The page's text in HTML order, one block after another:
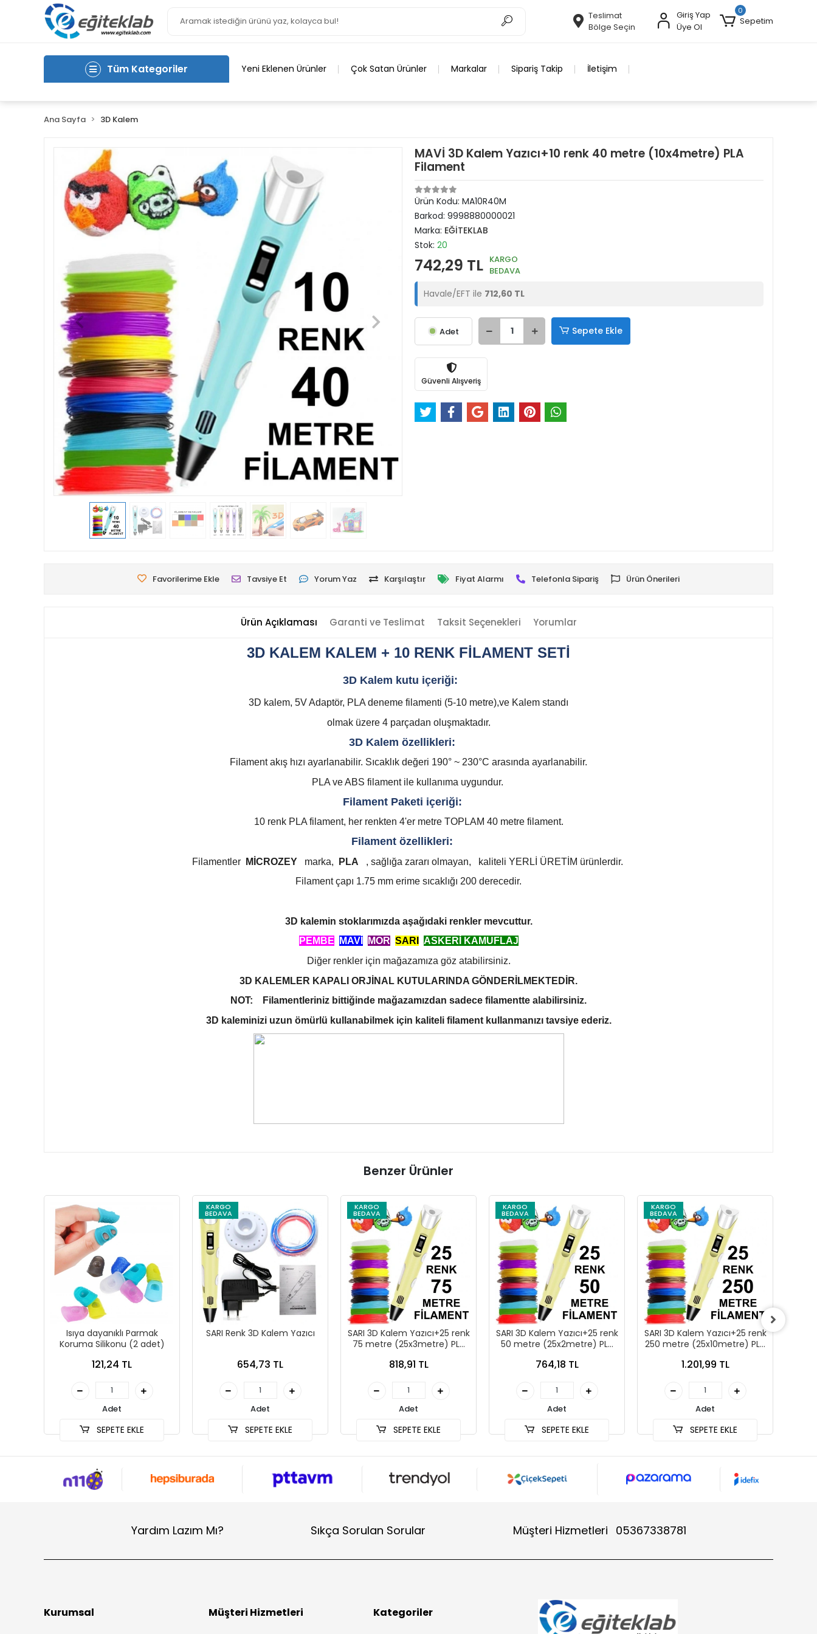
Teslimat
Bölge Seçin
Giriş Yap
Üye Ol
0
Sepetim
Tüm Kategoriler Yeni Eklenen Ürünler Çok Satan Ürünler Markalar Sipariş Takip İletişim
Ana Sayfa 3D Kalem
MAVİ 3D Kalem Yazıcı+10 renk 40 metre (10x4metre) PLA
Filament
Ürün Kodu: MA10R40M
Barkod: 9998880000021
Marka: EĞİTEKLAB
Stok: 20
742,29 TL KARGO
BEDAVA
Havale/EFT ile 712,60 TL
Adet Sepete Ekle
Güvenli Alışveriş
Favorilerime Ekle Tavsiye Et Yorum Yaz Karşılaştır Fiyat Alarmı Telefonla Sipariş Ürün Önerileri
Ürün Açıklaması Garanti ve Teslimat Taksit Seçenekleri Yorumlar
3D KALEM KALEM + 10 RENK FİLAMENT SETİ
3D Kalem kutu içeriği:
3D kalem, 5V Adaptör, PLA deneme filamenti (5-10 metre),ve Kalem standı
olmak üzere 4 parçadan oluşmaktadır.
3D Kalem özellikleri:
Filament akış hızı ayarlanabilir. Sıcaklık değeri 190° ~ 230°C arasında ayarlanabilir.
PLA ve ABS filament ile kullanıma uygundur.
Filament Paketi içeriği:
10 renk PLA filament, her renkten 4'er metre TOPLAM 40 metre filament.
Filament özellikleri:
Filamentler MİCROZEY marka, PLA , sağlığa zararı olmayan,
kaliteli YERLİ ÜRETİM ürünlerdir.
Filament çapı 1.75 mm erime sıcaklığı 200 derecedir.
3D kalemin stoklarımızda aşağıdaki renkler mevcuttur.
PEMBE
MAVİ MOR SARI
ASKERİ KAMUFLAJ
Diğer renkler için mağazamıza göz atabilirsiniz.
3D KALEMLER KAPALI ORJİNAL KUTULARINDA GÖNDERİLMEKTEDİR.
NOT:
Filamentleriniz bittiğinde mağazamızdan sadece filamentte alabilirsiniz.
3D kaleminizi uzun ömürlü kullanabilmek için kaliteli filament kullanmanızı tavsiye ederiz.
Benzer Ürünler
Isıya dayanıklı Parmak
Koruma Silikonu (2 adet)
121,24 TL
Adet
SEPETE EKLE
KARGO
BEDAVA
SARI Renk 3D Kalem Yazıcı
654,73 TL
Adet
SEPETE EKLE
KARGO
BEDAVA
SARI 3D Kalem Yazıcı+25 renk
75 metre (25x3metre) PLA
818,91 TL
Adet
SEPETE EKLE
KARGO
BEDAVA
SARI 3D Kalem Yazıcı+25 renk
50 metre (25x2metre) PLA
764,18 TL
Adet
SEPETE EKLE
KARGO
BEDAVA
SARI 3D Kalem Yazıcı+25 renk
250 metre (25x10metre) PLA
1.201,99 TL
Adet
SEPETE EKLE
Yardım Lazım Mı? Sıkça Sorulan Sorular Müşteri Hizmetleri 05367338781
Kurumsal Müşteri Hizmetleri Kategoriler